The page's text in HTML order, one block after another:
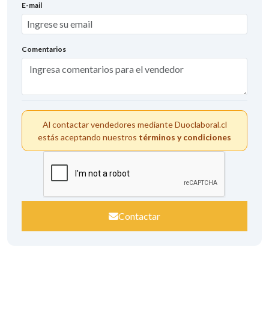
E-mail
Comentarios
Al contactar vendedores mediante Duoclaboral.cl
estás aceptando nuestros términos y condiciones
Contactar